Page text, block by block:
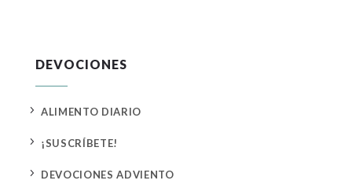
DEVOCIONES
5 ALIMENTO DIARIO
5 ¡SUSCRÍBETE!
5 DEVOCIONES ADVIENTO